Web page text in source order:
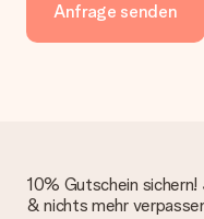
Anfrage senden
10% Gutschein
& nichts mehr